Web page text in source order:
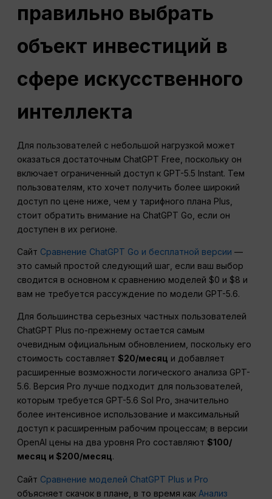
правильно выбрать
объект инвестиций в
сфере искусственного
интеллекта
Для пользователей с небольшой нагрузкой может
оказаться достаточным ChatGPT Free, поскольку он
включает ограниченный доступ к GPT-5.5 Instant. Тем
пользователям, кто хочет получить более широкий
доступ по цене ниже, чем у тарифного плана Plus,
стоит обратить внимание на ChatGPT Go, если он
доступен в их регионе.
Сайт Сравнение ChatGPT Go и бесплатной версии —
это самый простой следующий шаг, если ваш выбор
сводится в основном к сравнению моделей $0 и $8 и
вам не требуется рассуждение по модели GPT-5.6.
Для большинства серьезных частных пользователей
ChatGPT Plus по-прежнему остается самым
очевидным официальным обновлением, поскольку его
стоимость составляет$20/месяц и добавляет
расширенные возможности логического анализа GPT-
5.6. Версия Pro лучше подходит для пользователей,
которым требуется GPT-5.6 Sol Pro, значительно
более интенсивное использование и максимальный
доступ к расширенным рабочим процессам; в версии
OpenAI цены на два уровня Pro составляют$100/
месяц и $200/месяц.
Сайт Сравнение моделей ChatGPT Plus и Pro
объясняет скачок в плане, в то время какАнализ